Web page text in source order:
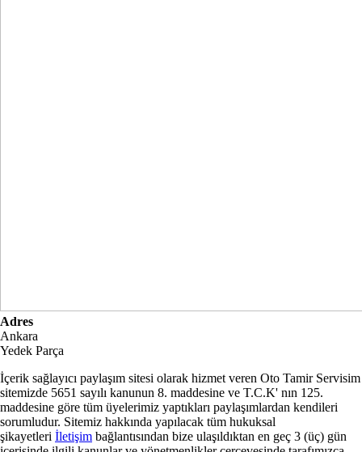
Adres
Ankara
Yedek Parça
İçerik sağlayıcı paylaşım sitesi olarak hizmet veren Oto Tamir Servisim
sitemizde 5651 sayılı kanunun 8. maddesine ve T.C.K' nın 125.
maddesine göre tüm üyelerimiz yaptıkları paylaşımlardan kendileri
sorumludur. Sitemiz hakkında yapılacak tüm hukuksal
şikayetleri İletişim bağlantısından bize ulaşıldıktan en geç 3 (üç) gün